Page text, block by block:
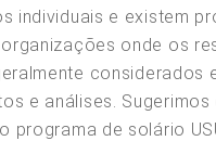
individuais e existem
onde os
considerados
e análises. Sugerimos
programa de solário